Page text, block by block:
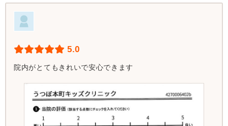
5.0
院内がとてもきれいで安心できます